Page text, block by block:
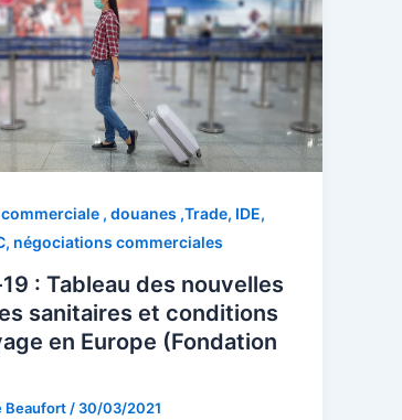
, douanes ,Trade, IDE,
négociations commerciales
: Tableau des nouvelles
sanitaires et conditions
en Europe (Fondation
Beaufort / 30/03/2021